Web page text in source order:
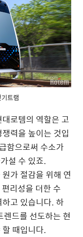
트램
로템의 역할은 고
력을 높이는 것입
함으로써 수소가
설 수 있죠.
가 절감을 위해 연
리성을 더한 수
고 있습니다. 하
드를 선도하는 현
때입니다.